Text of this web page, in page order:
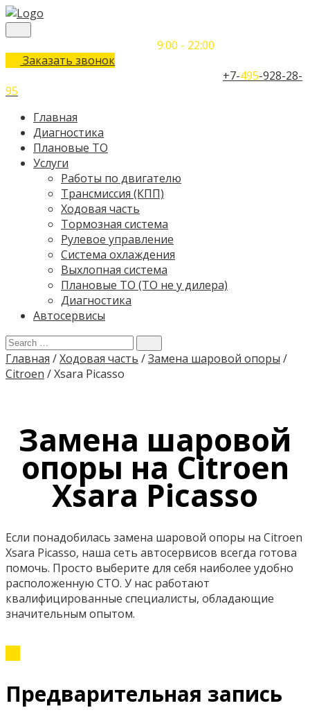
9:00 - 22:00
Заказать звонок
+7-495-928-28-
95
Главная
Диагностика
Плановые ТО
Услуги
Работы по двигателю
Трансмиссия (КПП)
Ходовая часть
Тормозная система
Рулевое управление
Система охлаждения
Выхлопная система
Плановые ТО (ТО не у дилера)
Диагностика
Автосервисы
Главная /Ходовая часть /Замена шаровой опоры /
Citroen /Xsara Picasso
Замена шаровой
опоры на Citroen
Xsara Picasso
Если понадобилась замена шаровой опоры на Citroen
Xsara Picasso, наша сеть автосервисов всегда готова
помочь. Просто выберите для себя наиболее удобно
расположенную СТО. У нас работают
квалифицированные специалисты, обладающие
значительным опытом.
Предварительная запись